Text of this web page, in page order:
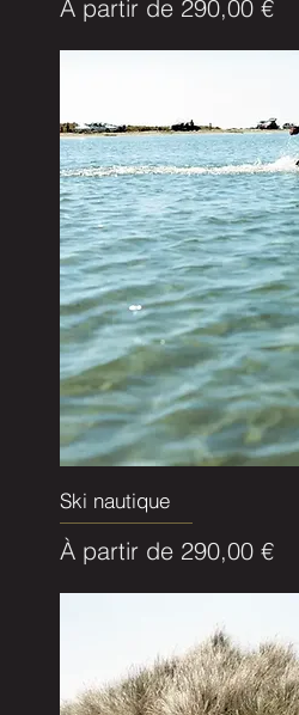
À partir de 290,00 €
Prix promotionnel
Ski nautique
À partir de 290,00 €
Prix promotionnel